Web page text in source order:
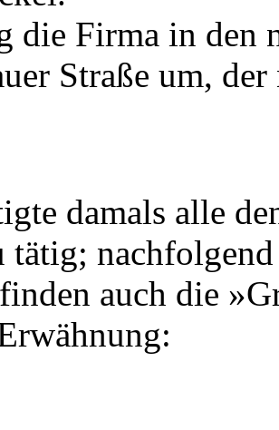
die Firma in den
Straße um,
damals alle
tätig;
auch die